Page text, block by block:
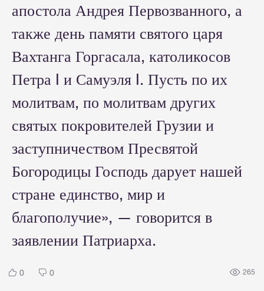
апостола Андрея Первозванного, а
также день памяти святого царя
Вахтанга Горгасала, католикосов
Петра I и Самуэля I. Пусть по их
молитвам, по молитвам других
святых покровителей Грузии и
заступничеством Пресвятой
Богородицы Господь дарует нашей
стране единство, мир и
благополучие», — говорится в
заявлении Патриарха.
0 0 265